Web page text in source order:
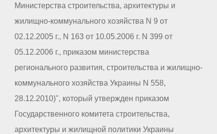
Министерства строительства, архитектуры и
жилищно-коммунального хозяйства N 9 от
02.12.2005 г., N 163 от 10.05.2006 г. N 399 от
05.12.2006 г., приказом министерства
регионального развития, строительства и жилищно-
коммунального хозяйства Украины N 558,
28.12.2010)", который утвержден приказом
Государственного комитета строительства,
архитектуры и жилищной политики Украины